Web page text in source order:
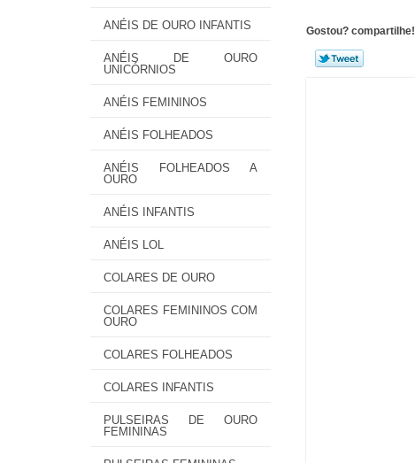
ANÉIS DE OURO INFANTIS
ANÉIS DE OURO
UNICÓRNIOS
ANÉIS FEMININOS
ANÉIS FOLHEADOS
ANÉIS FOLHEADOS A
OURO
ANÉIS INFANTIS
ANÉIS LOL
COLARES DE OURO
COLARES FEMININOS COM
OURO
COLARES FOLHEADOS
COLARES INFANTIS
PULSEIRAS DE OURO
FEMININAS
Gostou? compartilhe!